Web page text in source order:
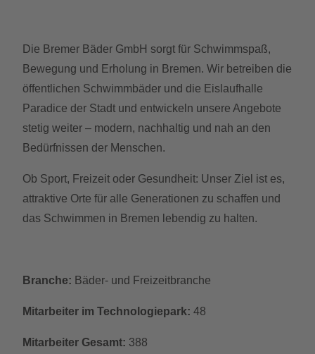
Die Bremer Bäder GmbH sorgt für Schwimmspaß,
Bewegung und Erholung in Bremen. Wir betreiben die
öffentlichen Schwimmbäder und die Eislaufhalle
Paradice der Stadt und entwickeln unsere Angebote
stetig weiter – modern, nachhaltig und nah an den
Bedürfnissen der Menschen.
Ob Sport, Freizeit oder Gesundheit: Unser Ziel ist es,
attraktive Orte für alle Generationen zu schaffen und
das Schwimmen in Bremen lebendig zu halten.
Branche: Bäder- und Freizeitbranche
Mitarbeiter im Technologiepark: 48
Mitarbeiter Gesamt: 388